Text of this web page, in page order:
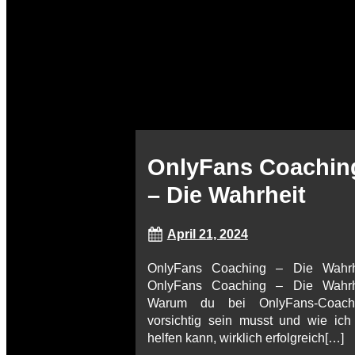
OnlyFans
– Die Wahrheit
April 21, 2024
OnlyFans Coaching – Die
OnlyFans Coaching – Die
Warum du bei OnlyFans-
vorsichtig sein musst und wie
helfen kann, wirklich erfolgreich[…]